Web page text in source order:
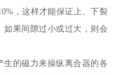
，这样才能保证上、下裂
如果间隙过小或过大，则会
生的磁力来操纵离合器的各